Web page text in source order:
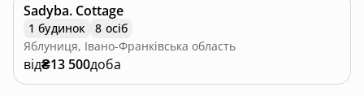
Sadyba. Cottage
1 будинок
8 осіб
Яблуниця, Івано-Франківська область
від₴13 500доба